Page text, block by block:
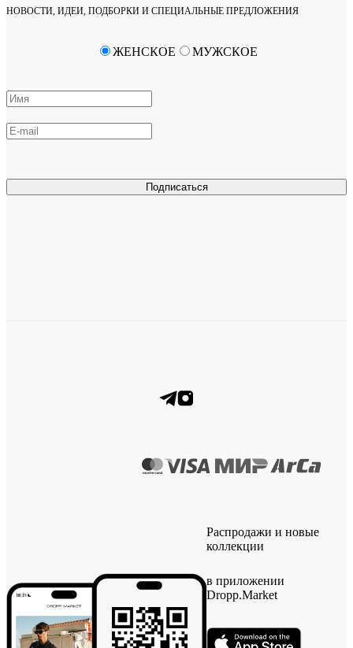
НОВОСТИ, ИДЕИ, ПОДБОРКИ И СПЕЦИАЛЬНЫЕ ПРЕДЛОЖЕНИЯ
Подписаться
ЖЕНСКОЕ МУЖСКОЕ
Распродажи и новые
коллекции
в приложении
Dropp.Market